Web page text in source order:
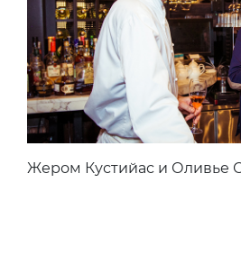
Жером Кустийас и Оливье